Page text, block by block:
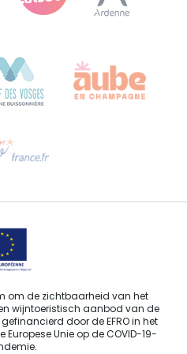
een e-mail
om de zichtbaarheid van het
wijntoeristisch aanbod van de
door de EFRO in het
Unie op de COVID-19-